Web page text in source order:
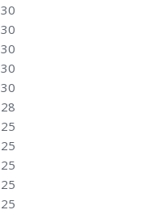
30
30
30
30
30
28
25
25
25
25
25